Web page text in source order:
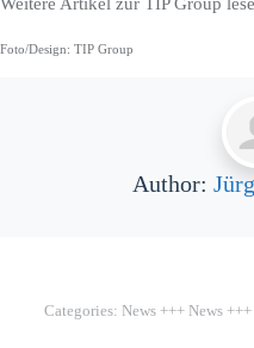
Foto/Design: TIP Group
Author:
Categories: News +++ News